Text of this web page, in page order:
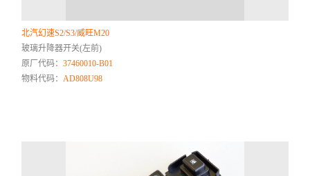
北汽幻速S2/S3/威旺M20
玻璃升降器开关(左前)
原厂代码：37460010-B01
物料代码：AD808U98